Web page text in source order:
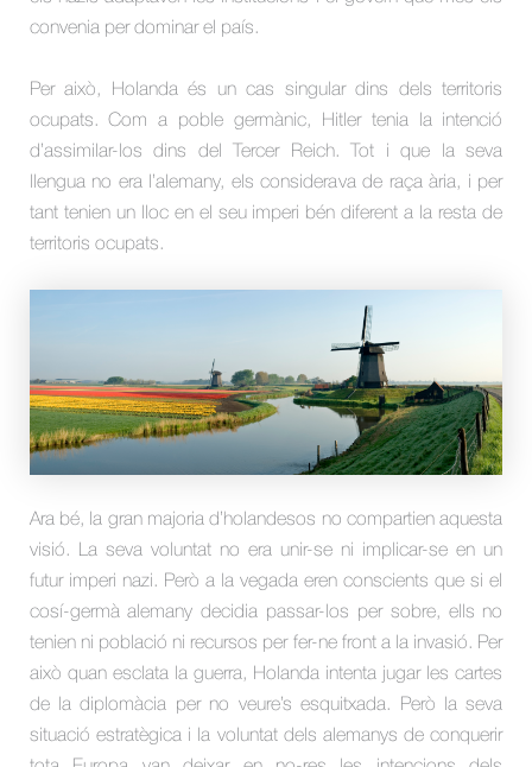
convenia per dominar el país.
Per això, Holanda és un cas singular dins dels territoris
ocupats. Com a poble germànic, Hitler tenia la intenció
d’assimilar-los dins del Tercer Reich. Tot i que la seva
llengua no era l’alemany, els considerava de raça ària, i per
tant tenien un lloc en el seu imperi bén diferent a la resta de
territoris ocupats.
Ara bé, la gran majoria d’holandesos no compartien aquesta
visió. La seva voluntat no era unir-se ni implicar-se en un
futur imperi nazi. Però a la vegada eren conscients que si el
cosí-germà alemany decidia passar-los per sobre, ells no
tenien ni població ni recursos per fer-ne front a la invasió. Per
això quan esclata la guerra, Holanda intenta jugar les cartes
de la diplomàcia per no veure’s esquitxada. Però la seva
situació estratègica i la voluntat dels alemanys de conquerir